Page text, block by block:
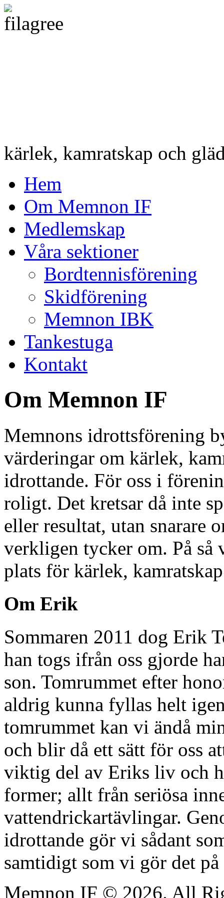
kärlek, kamratskap och
Hem
Om Memnon IF
Medlemskap
Våra sektioner
Bordtennisförening
Skidförening
Memnon IBK
Tankestuga
Kontakt
Om Memnon IF
Memnons idrottsförening
värderingar om kärlek,
idrottande. För oss i
roligt. Det kretsar då inte
eller resultat, utan snarare
verkligen tycker om. På
plats för kärlek,
Om Erik
Sommaren 2011 dog Erik
han togs ifrån oss gjorde
son. Tomrummet efter
aldrig kunna fyllas helt
tomrummet kan vi ändå
och blir då ett sätt för oss
viktig del av Eriks liv och
former; allt från seriösa
vattendrickartävlingar.
idrottande gör vi sådant
samtidigt som vi gör det
Memnon IF © 2026. All